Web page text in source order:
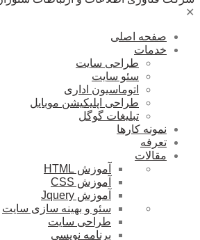
✕
صفحه اصلی
خدمات
طراحی سایت
سئو سایت
اتوماسیون اداری
طراحی اپلیکیشن موبایل
تبلیغات گوگل
نمونه کارها
تعرفه
مقالات
آموزش HTML
آموزش CSS
آموزش Jquery
سئو و بهینه سازی سایت
طراحی سایت
برنامه نویسی